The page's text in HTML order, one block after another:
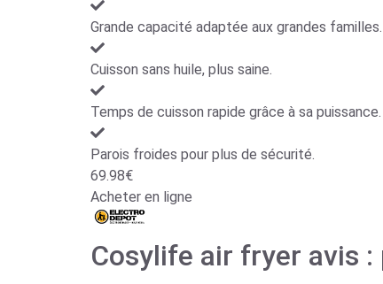
Grande capacité adaptée aux grandes familles.
Cuisson sans huile, plus saine.
Temps de cuisson rapide grâce à sa puissance.
Parois froides pour plus de sécurité.
69.98€
Acheter en ligne
Cosylife air fryer avis